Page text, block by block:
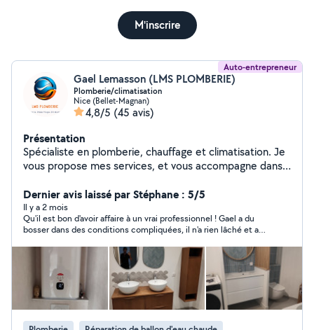
M'inscrire
Auto-entrepreneur
Gael Lemasson (LMS PLOMBERIE)
Plomberie/climatisation
Nice (Bellet-Magnan)
4,8/5 (45 avis)
Présentation
Spécialiste en plomberie, chauffage et climatisation. Je
vous propose mes services, et vous accompagne dans
sérieux et soigné.
Dernier avis laissé par Stéphane : 5/5
Il y a 2 mois
Qu'il est bon d'avoir affaire à un vrai professionnel ! Gael a du
bosser dans des conditions compliquées, il n'a rien lâché et a
plus j'ai des explications claires, un diagnostic (oui, ma SDB est
bien malade...) honnête... Je suis vraiment satisfait !